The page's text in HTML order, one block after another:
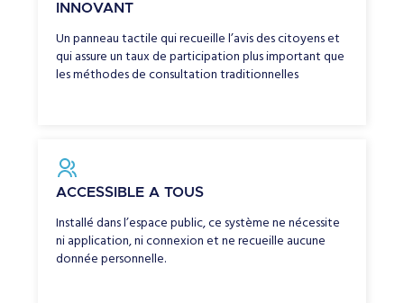
INNOVANT
Un panneau tactile qui recueille l’avis des citoyens et
qui assure un taux de participation plus important que
les méthodes de consultation traditionnelles
ACCESSIBLE A TOUS
Installé dans l’espace public, ce système ne nécessite
ni application, ni connexion et ne recueille aucune
donnée personnelle.